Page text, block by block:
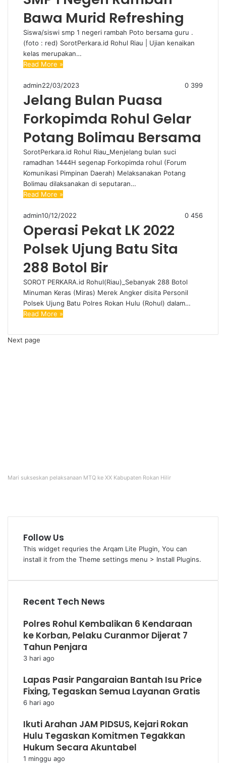
Bawa Murid Refreshing
Siswa/siswi smp 1 negeri rambah Poto bersama guru .
(foto : red) SorotPerkara.id Rohul Riau | Ujian kenaikan
kelas merupakan…
Read More »
admin22/03/2023 0 399
Jelang Bulan Puasa
Forkopimda Rohul Gelar
Potang Bolimau Bersama
SorotPerkara.id Rohul Riau_Menjelang bulan suci
ramadhan 1444H segenap Forkopimda rohul (Forum
Komunikasi Pimpinan Daerah) Melaksanakan Potang
Bolimau dilaksanakan di seputaran…
Read More »
admin10/12/2022 0 456
Operasi Pekat LK 2022
Polsek Ujung Batu Sita
288 Botol Bir
SOROT PERKARA.id Rohul(Riau)_Sebanyak 288 Botol
Minuman Keras (Miras) Merek Angker disita Personil
Polsek Ujung Batu Polres Rokan Hulu (Rohul) dalam…
Read More »
Next page
Mari sukseskan pelaksanaan MTQ ke XX Kabupaten Rokan Hilir
Follow Us
This widget requries the Arqam Lite Plugin, You can
install it from the Theme settings menu > Install Plugins.
Recent Tech News
Polres Rohul Kembalikan 6 Kendaraan
ke Korban, Pelaku Curanmor Dijerat 7
Tahun Penjara
3 hari ago
Lapas Pasir Pangaraian Bantah Isu Price
Fixing, Tegaskan Semua Layanan Gratis
6 hari ago
Ikuti Arahan JAM PIDSUS, Kejari Rokan
Hulu Tegaskan Komitmen Tegakkan
Hukum Secara Akuntabel
1 minggu ago